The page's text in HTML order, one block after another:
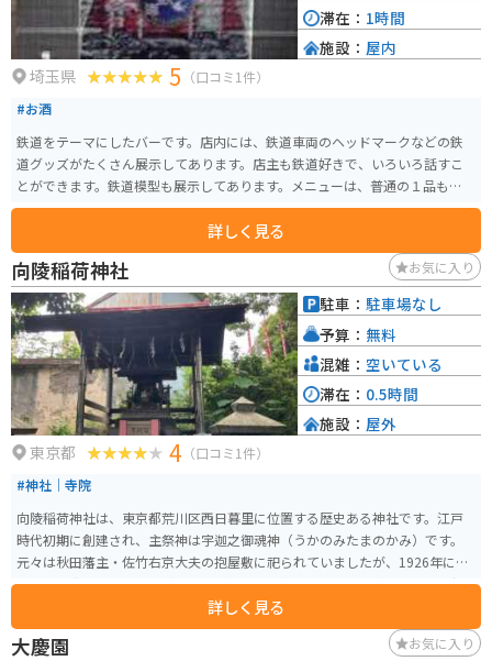
埼玉県 5 （口コミ1件）
#お酒
鉄道をテーマにしたバーです。店内には、鉄道車両のヘッドマークなどの鉄
道グッズがたくさん展示してあります。店主も鉄道好きで、いろいろ話すこ
とができます。鉄道模型も展示してあります。メニューは、普通の１品ものが
メインです。
詳しく見る
滞在： 1時間
施設： 屋内
向陵稲荷神社 お気に入り
東京都 4 （口コミ1件）
#神社｜寺院
向陵稲荷神社は、東京都荒川区西日暮里に位置する歴史ある神社です。江戸
時代初期に創建され、主祭神は宇迦之御魂神（うかのみたまのかみ）です。
元々は秋田藩主・佐竹右京大夫の抱屋敷に祀られていましたが、1926年に現
在地に遷座しました。見どころは、美しい境内とその歴史的背景です。現社
殿は1971年に改築されたもので、伝統的な神社建築を楽しむことができま
す。特に春の桜の季節には境内が美しく彩られ、多くの参拝者が訪れます。
また、向陵稲荷神社は学業成就や受験合格のご利益があるとされ、近年では
詳しく見る
駐車： 駐車場なし
予算： 無料
混雑： 空いている
滞在： 0.5時間
施設： 屋外
大慶園 お気に入り